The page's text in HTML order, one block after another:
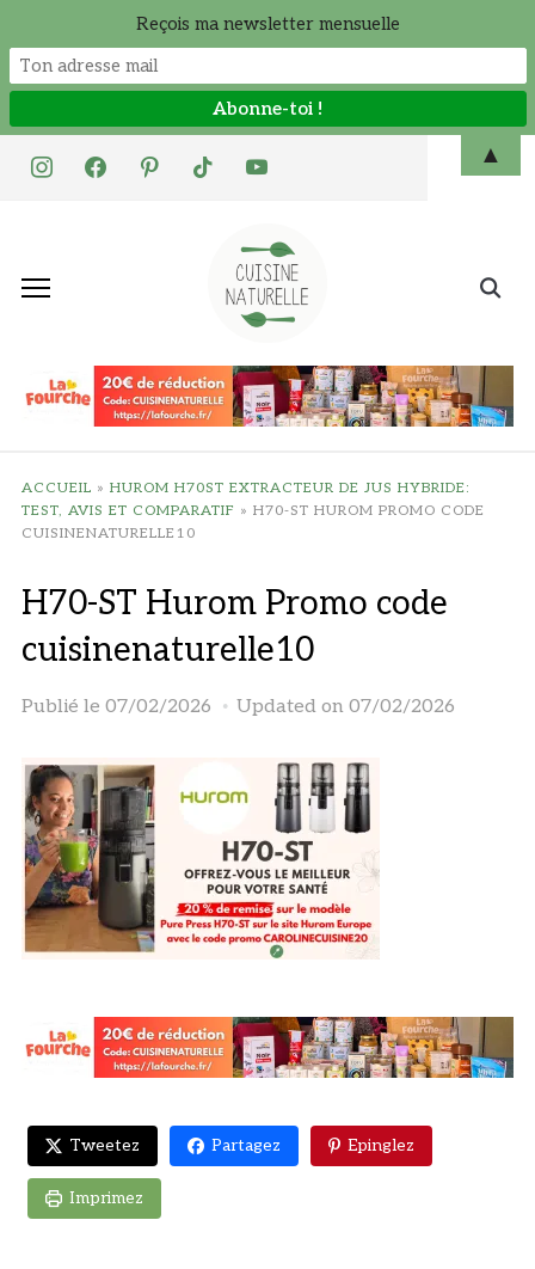
instagramfacebookpinteresttiktok youtube
Search
ACCUEIL » HUROM H70ST EXTRACTEUR DE JUS HYBRIDE:
TEST, AVIS ET COMPARATIF » H70-ST HUROM PROMO CODE
CUISINENATURELLE10
H70-ST Hurom Promo code
cuisinenaturelle10
Publié le 07/02/2026 Updated on 07/02/2026
Tweetez Partagez Epinglez
Imprimez
Reçois ma newsletter mensuelle
▲